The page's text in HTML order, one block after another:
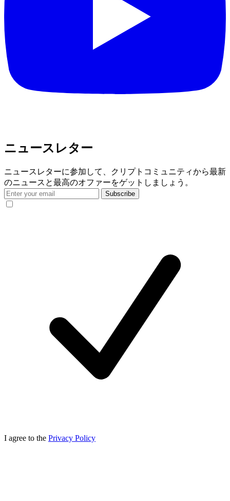
ニュースレター
ニュースレターに参加して、クリプトコミュニティから最新
のニュースと最高のオファーをゲットしましょう。
Subscribe
I agree to the Privacy Policy